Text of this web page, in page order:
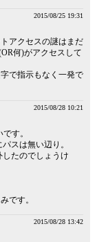
2015/08/25 19:31
アクセスの謎はまだ
何)がアクセスして
で指示もなく一発で
2015/08/28 10:21
す。
スは無い辺り。
たのでしょうけ
です。
2015/08/28 13:42